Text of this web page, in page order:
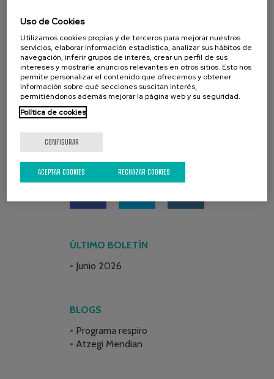
ÚLTIMO BOLETÍN
Junio 2026
BLOGS
Programa respiro
Atzegi Mendian
Uso de Cookies
Utilizamos cookies propias y de terceros para mejorar nuestros
servicios, elaborar información estadística, analizar sus hábitos de
navegación, inferir grupos de interés, crear un perfil de sus
intereses y mostrarle anuncios relevantes en otros sitios. Esto nos
permite personalizar el contenido que ofrecemos y obtener
información sobre qué secciones suscitan interés,
permitiéndonos además mejorar la página web y su seguridad.
Política de cookies
CONFIGURAR
RECHAZAR COOKIES
ACEPTAR COOKIES